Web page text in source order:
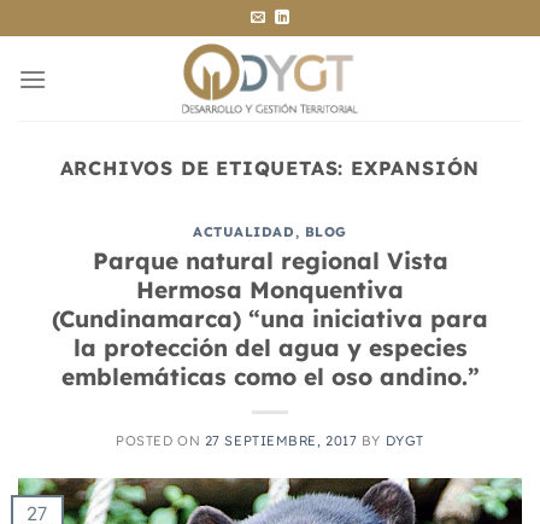
al
contenido
ARCHIVOS DE ETIQUETAS: EXPANSIÓN
ACTUALIDAD, BLOG
Parque natural regional Vista
Hermosa Monquentiva
(Cundinamarca) “una iniciativa para
la protección del agua y especies
emblemáticas como el oso andino.”
POSTED ON 27 SEPTIEMBRE, 2017 BY DYGT
27